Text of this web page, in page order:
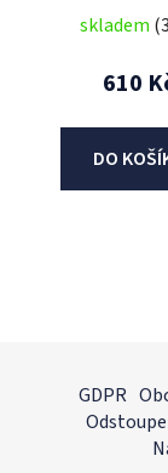
skladem
610
DO
GDPR